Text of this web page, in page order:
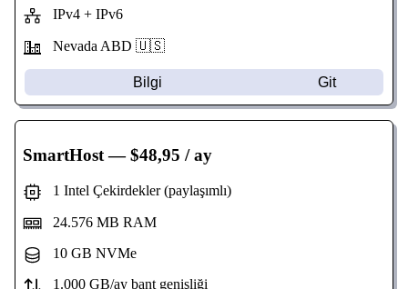
IPv4 + IPv6
Nevada ABD 🇺🇸
Bilgi Git
SmartHost— $48,95 / ay
1 Intel Çekirdekler (paylaşımlı)
24.576 MB RAM
10 GB NVMe
1.000 GB/ay bant genişliği